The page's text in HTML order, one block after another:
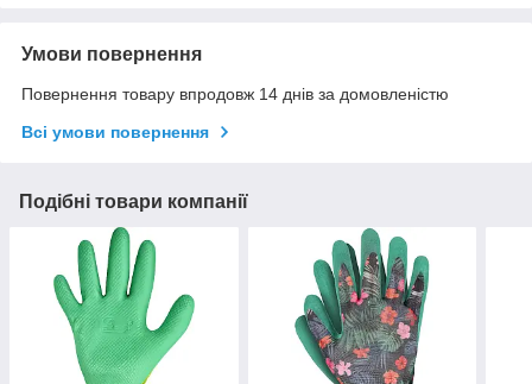
Умови повернення
Повернення товару впродовж 14 днів за домовленістю
Всі умови повернення
Подібні товари компанії